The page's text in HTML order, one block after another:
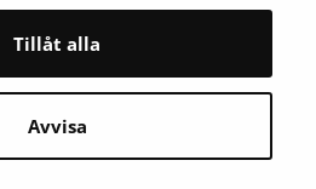
Avvisa
Tillåt alla
O-, O+
B-, O-